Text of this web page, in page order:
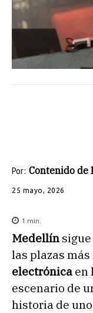
Por: Contenido de
25 mayo, 2026
1 min.
Medellín
las plazas más
electrónica en
escenario de
historia de